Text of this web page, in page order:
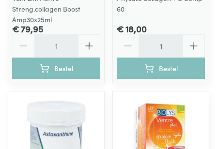
Streng.collagen Boost
Amp30x25ml
€ 79,95
Bestel
60
€ 18,00
Bestel